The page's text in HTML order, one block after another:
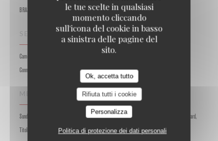
le tue scelte in qualsiasi
momento cliccando
sull'icona del cookie in basso
a sinistra delle pagine del
sito.
Ok, accetta tutto
Rifiuta tutti i cookie
Personalizza
Politica di protezione dei dati personali
BRASSERIE – FRUITS DE MER A EMPORTER
SERVIZI
Camera con aria condizionata, caricatore del telefono cellulare, Accesso disabili, Guardaroba,
Connessione wifi, Terrazzo
METODO DI PAGAMENTO
Sunday, Lyf, Pagamento mobile, Apple Pay, Buoni pasto, Contactless Payment, Eurocard / Mastercard,
Titoli Restaurant, Contanti, Visa, American Express, Bancomat